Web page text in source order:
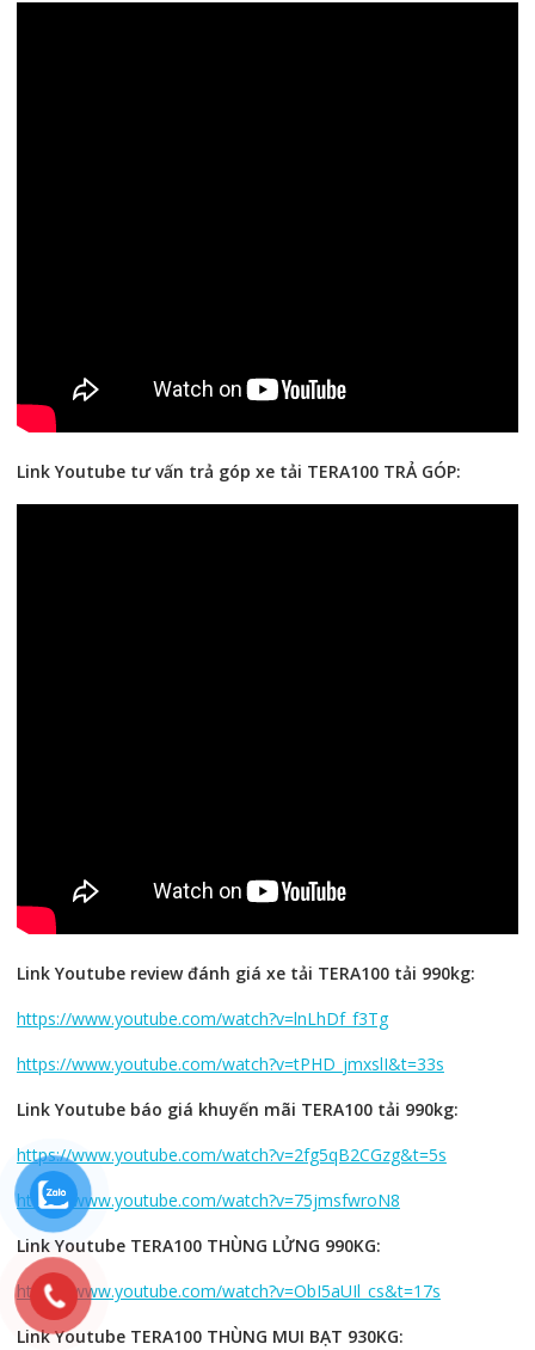
Link Youtube tư vấn trả góp xe tải TERA100 TRẢ GÓP:
Link Youtube review đánh giá xe tải TERA100 tải 990kg:
https://www.youtube.com/watch?v=lnLhDf_f3Tg
https://www.youtube.com/watch?v=tPHD_jmxslI&t=33s
Link Youtube báo giá khuyến mãi TERA100 tải 990kg:
https://www.youtube.com/watch?v=2fg5qB2CGzg&t=5s
https://www.youtube.com/watch?v=75jmsfwroN8
Link Youtube TERA100 THÙNG LỬNG 990KG:
https://www.youtube.com/watch?v=ObI5aUIl_cs&t=17s
Link Youtube TERA100 THÙNG MUI BẠT 930KG: